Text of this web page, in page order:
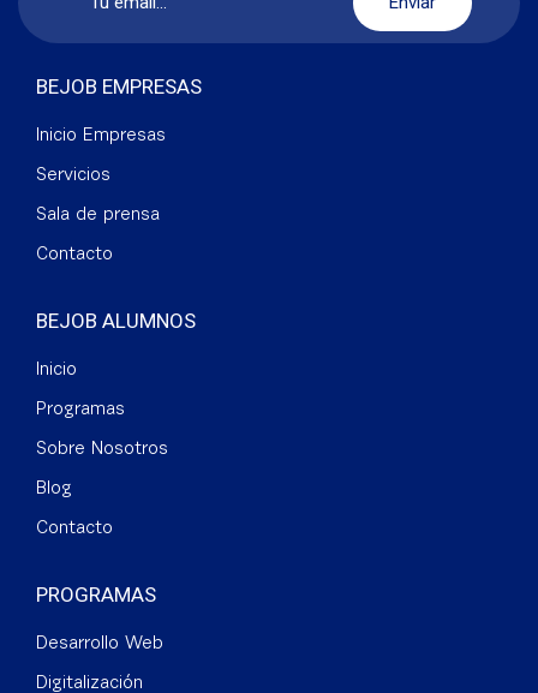
BEJOB EMPRESAS
Inicio Empresas
Servicios
Sala de prensa
Contacto
BEJOB ALUMNOS
Inicio
Programas
Sobre Nosotros
Blog
Contacto
PROGRAMAS
Desarrollo Web
Digitalización